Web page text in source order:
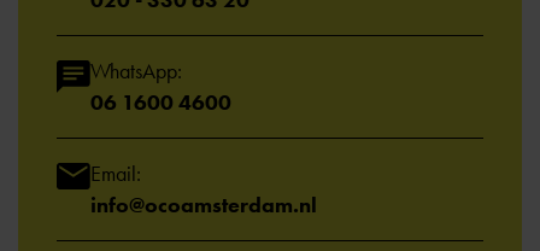
WhatsApp:
06 1600 4600
Email:
info@ocoamsterdam.nl